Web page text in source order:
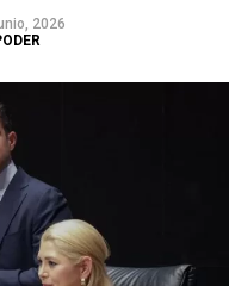
2026